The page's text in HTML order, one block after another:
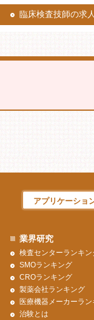
アプリケーショ
業界研究
検査センターランキン
SMOランキング
CROランキング
製薬会社ランキング
医療機器メーカーラ
治験とは